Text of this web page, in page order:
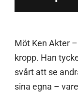
Möt Ken Akter
kropp. Han
svårt att se
sina egna –